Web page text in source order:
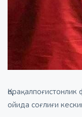
ойида соғлиғи